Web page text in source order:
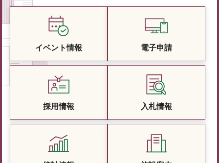
イベント情報 電子申請
採用情報 入札情報